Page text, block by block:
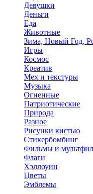
Девушки
Деньги
Еда
Животные
Зима, Новый Год,
Игры
Космос
Креатив
Мех и текстуры
Музыка
Огненные
Патриотические
Природа
Разное
Рисунки кистью
Стикербомбинг
Фильмы и
Флаги
Хэллоуин
Цветы
Эмблемы